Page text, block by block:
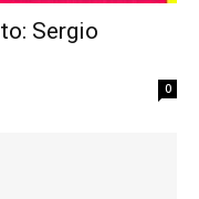
Sergio
0